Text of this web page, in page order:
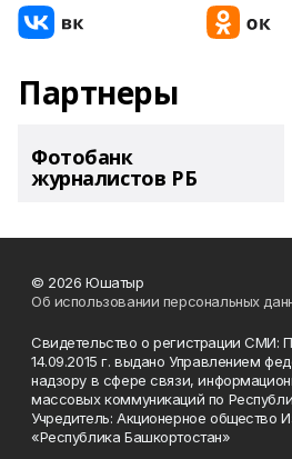
Партнеры
Фотобанк
журналистов РБ
© 2026 Юшатыр
Об использовании персональных
Свидетельство о регистрации СМИ:
14.09.2015 г. выдано Управлением
надзору в сфере связи,
массовых коммуникаций по
Учредитель: Акционерное общество
«Республика Башкортостан»